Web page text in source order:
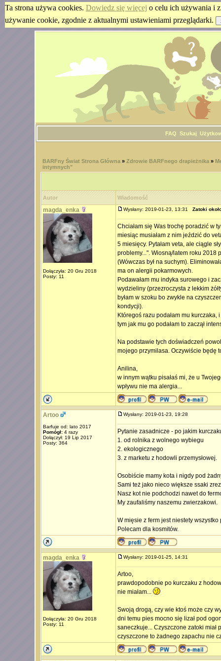
Ta strona używa cookies. Dowiedz się więcej o celu ich używania i
używanie cookie, zgodnie z aktualnymi ustawieniami przeglądarki.
FAQ Szukaj
BARFny Świat Strona Główna» Zdrowie BARFnego drapieżnika»
intymnych"
Autor Wiadomość
magda_enka
Dołączyła: 20 Gru 2018
Posty: 11
Wysłany: 2019-01-23, 13:31 Zatoki
Chciałam się Was trochę poradzić w
miesiąc musiałam z nim jeździć do
5 miesięcy. Pytałam veta, ale ciągle
problemy...". Wiosną/latem roku 2018
(Wówczas był na suchym).
ma on alergii pokarmowych.
Podawałam mu indyka surowego i
wydzieliny (przezroczysta z lekkim
byłam w szoku bo zwykle na
kondycji).
Któregoś razu podałam mu
tym jak mu go podałam to zaczął
Na podstawie tych doświadczeń
mojego przymilasa. Oczywiście będę
Anilina,
w innym wątku pisałaś mi, że u
wpływu nie ma alergia...
Artoo
Barfuje od: lato 2017
Pomógł:4 razy
Dołączył: 19 Lip 2017
Posty: 364
Wysłany: 2019-01-23, 19:28
Pytanie zasadnicze - po jakim
1. od rolnika z wolnego wybiegu
2. ekologicznego
3. z marketu z hodowli przemysłowej.
Osobiście mamy kota i nigdy pod
Sami też jako nieco większe ssaki
Nasz kot nie podchodzi nawet do
My zaufaliśmy naszemu zwierzakowi.
W mięsie z ferm jest niestety
Polecam dla kosmitów.
magda_enka
Dołączyła: 20 Gru 2018
Posty: 11
Wysłany: 2019-01-25, 14:31
Artoo,
prawdopodobnie po kurczaku z
nie miałam...
Swoją drogą, czy wie ktoś może czy
dni temu pies mocno się lizał pod
saneczkuje... Czyszczone zatoki miał
czyszczone to żadnego zapachu nie